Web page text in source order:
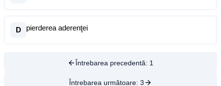
D pierderea aderenţei
Întrebarea precedentă: 1
Întrebarea următoare: 3